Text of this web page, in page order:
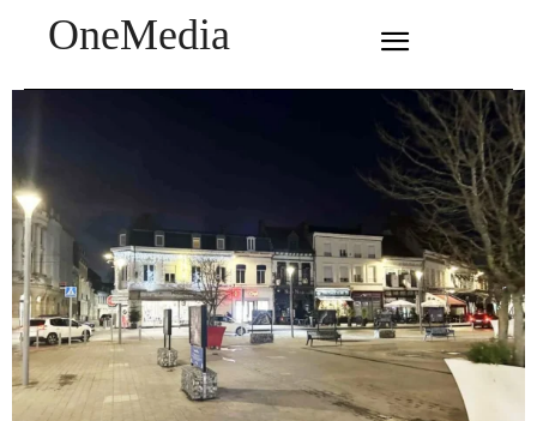
OneMedia